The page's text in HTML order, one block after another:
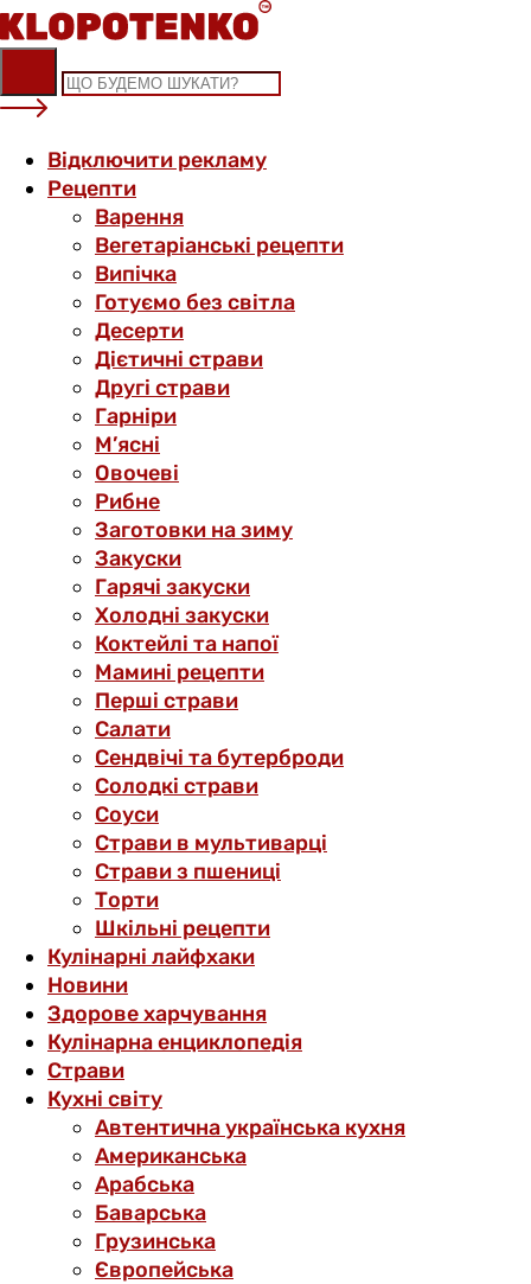
Skip
to
content
Відключити рекламу
Рецепти
Варення
Вегетаріанські рецепти
Випічка
Готуємо без світла
Десерти
Дієтичні страви
Другі страви
Гарніри
М’ясні
Овочеві
Рибне
Заготовки на зиму
Закуски
Гарячі закуски
Холодні закуски
Коктейлі та напої
Мамині рецепти
Перші страви
Салати
Сендвічі та бутерброди
Солодкі страви
Соуси
Страви в мультиварці
Страви з пшениці
Торти
Шкільні рецепти
Кулінарні лайфхаки
Новини
Здорове харчування
Кулінарна енциклопедія
Страви
Кухні світу
Автентична українська кухня
Американська
Арабська
Баварська
Грузинська
Європейська